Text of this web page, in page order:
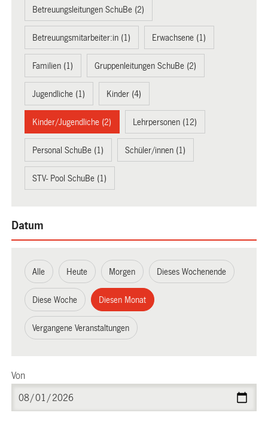
Betreuungsleitungen SchuBe (2)
Betreuungsmitarbeiter:in (1) Erwachsene (1)
Familien (1) Gruppenleitungen SchuBe (2)
Jugendliche (1) Kinder (4)
Kinder/Jugendliche (2) Lehrpersonen (12)
Personal SchuBe (1) Schüler/innen (1)
STV- Pool SchuBe (1)
Datum
Alle Heute Morgen Dieses Wochenende
Diese Woche Diesen Monat
Vergangene Veranstaltungen
Von